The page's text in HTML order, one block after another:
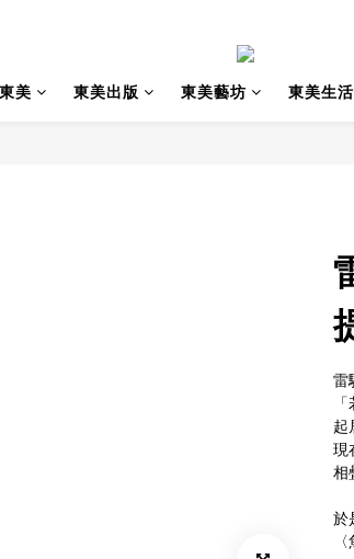
美 東美出版 東美藝坊 東美生活
雷
起
現
相
於